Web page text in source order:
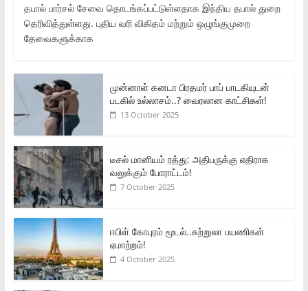
தபால் பார்சல் சேவை தொடங்கப்பட்டுள்ளதாக இந்திய தபால் துறை
தெரிவித்துள்ளது. புதிய வரி விகிதம் மற்றும் ஒழுங்குமுறை
தேவைகளுக்காக
முன்னாள் கனடா பிரதமர் பாப் பாடகியுடன்
படகில் உல்லாசம்..? வைரலான காட்சிகள்!
13 October 2025
டீசல் மானியம் ரத்து: அதிபருக்கு எதிராக
வலுக்கும் போராட்டம்!
7 October 2025
ஈபிள் கோபுரம் மூடல்..சுற்றுலா பயணிகள்
ஏமாற்றம்!
4 October 2025